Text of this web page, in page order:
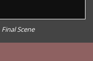
Scene